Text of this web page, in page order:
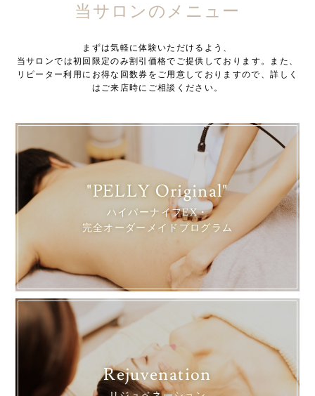
当サロンのメニュー
まずは気軽に体験いただけるよう、
当サロンでは初回限定のみ割引価格でご提供しております。また、
リピーター利用にお得な回数券をご用意しておりますので、詳しく
はご来店時にご相談ください。
"PELLY Original"
ハイパーナイフEX・
完全オーダーメイドプログラム
Rejuvenation